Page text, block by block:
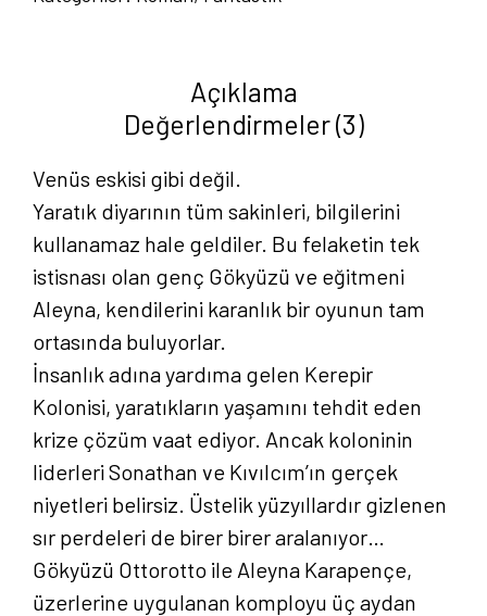
Erkin
Karaca
adet
Açıklama
Değerlendirmeler (3)
Venüs eskisi gibi değil.
Yaratık diyarının tüm sakinleri, bilgilerini
kullanamaz hale geldiler. Bu felaketin tek
istisnası olan genç Gökyüzü ve eğitmeni
Aleyna, kendilerini karanlık bir oyunun tam
ortasında buluyorlar.
İnsanlık adına yardıma gelen Kerepir
Kolonisi, yaratıkların yaşamını tehdit eden
krize çözüm vaat ediyor. Ancak koloninin
liderleri Sonathan ve Kıvılcım’ın gerçek
niyetleri belirsiz. Üstelik yüzyıllardır gizlenen
sır perdeleri de birer birer aralanıyor…
Gökyüzü Ottorotto ile Aleyna Karapençe,
üzerlerine uygulanan komployu üç aydan